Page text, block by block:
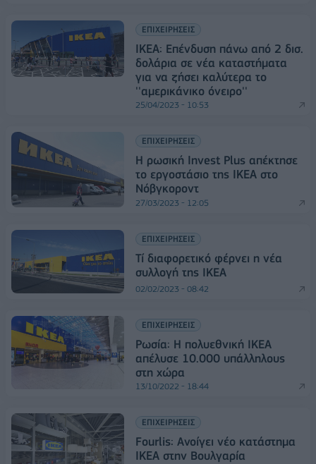
ΕΠΙΧΕΙΡΗΣΕΙΣ
IKEA: Επένδυση πάνω από 2 δισ.
δολάρια σε νέα καταστήματα
για να ζήσει καλύτερα το
''αμερικάνικο όνειρο''
25/04/2023 - 10:53
ΕΠΙΧΕΙΡΗΣΕΙΣ
Η ρωσική Invest Plus απέκτησε
το εργοστάσιο της IKEA στο
Νόβγκοροντ
27/03/2023 - 12:05
ΕΠΙΧΕΙΡΗΣΕΙΣ
Τί διαφορετικό φέρνει η νέα
συλλογή της ΙΚΕΑ
02/02/2023 - 08:42
ΕΠΙΧΕΙΡΗΣΕΙΣ
Ρωσία: Η πολυεθνική ΙΚΕΑ
απέλυσε 10.000 υπάλληλους
στη χώρα
13/10/2022 - 18:44
ΕΠΙΧΕΙΡΗΣΕΙΣ
Fourlis: Ανοίγει νέο κατάστημα
IKEA στην Βουλγαρία